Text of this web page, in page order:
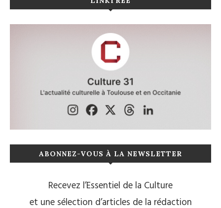
ABONNEZ-VOUS À LA NEWSLETTER
Recevez l’Essentiel de la Culture
et une sélection d’articles de la rédaction